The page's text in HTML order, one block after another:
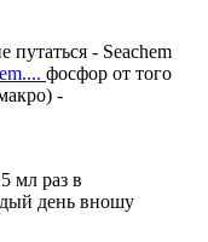
путаться - Seachem
фосфор от того
-
мл раз в
день вношу